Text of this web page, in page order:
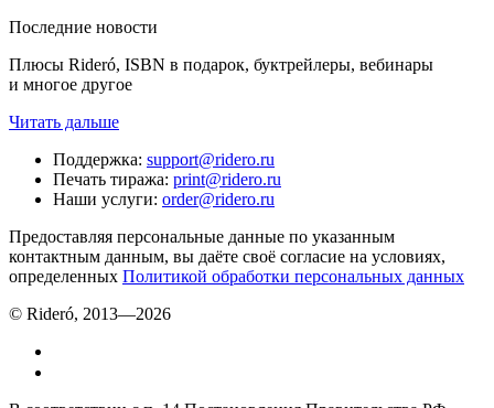
Последние новости
Плюсы Rideró, ISBN в подарок, буктрейлеры, вебинары
и многое другое
Читать дальше
Поддержка: support@ridero.ru
Печать тиража: print@ridero.ru
Наши услуги: order@ridero.ru
Предоставляя персональные данные по указанным
контактным данным, вы даёте своё согласие на условиях,
определенных Политикой обработки персональных данных
© Rideró, 2013—2026